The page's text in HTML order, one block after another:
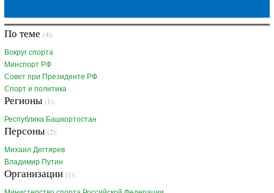
По теме (4):
Вокруг спорта
Минспорт РФ
Совет при Президенте РФ
Спорт и политика
Регионы (1):
Республика Башкортостан
Персоны (2):
Михаил Дегтярев
Владимир Путин
Организации (1):